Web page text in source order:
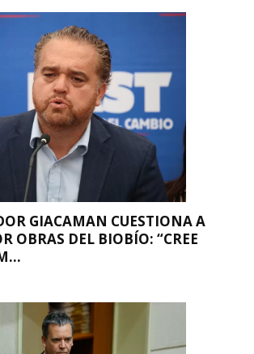
GIACAMAN CUESTIONA A
OBRAS DEL BIOBÍO: “CREE